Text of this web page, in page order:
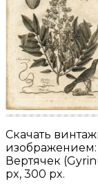
Скачать
изображением:
Вертячек
px, 300 px.